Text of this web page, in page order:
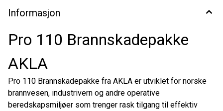
Informasjon
Pro 110 Brannskadepakke
AKLA
Pro 110 Brannskadepakke fra AKLA er utviklet for norske
brannvesen, industrivern og andre operative
beredskapsmiljøer som trenger rask tilgang til effektiv